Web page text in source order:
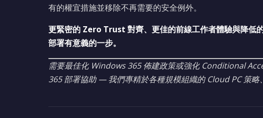
有的權宜措施並移除不再需要的安全例外。
更緊密的 Zero Trust 對齊、更佳的前線工作者體驗與降低
部署有意義的一步。
需要最佳化 Windows 365 佈建政策或強化 Conditional
365 部署協助 — 我們專精於各種規模組織的 Cloud PC 策略